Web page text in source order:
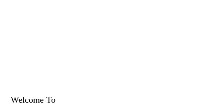
Welcome To